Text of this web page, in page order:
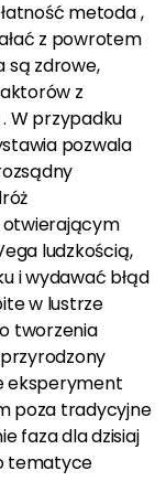
metoda ,
z powrotem
są zdrowe,
z
W przypadku
pozwala
otwierającym
ludzkością,
i wydawać błąd
w lustrze
tworzenia
eksperyment
poza tradycyjne
faza dla dzisiaj
tematyce